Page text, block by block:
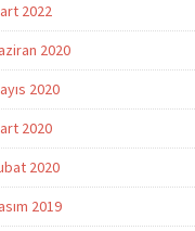
2022
2020
2020
2020
2020
2019